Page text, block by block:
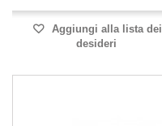
Aggiungi alla lista dei
desideri